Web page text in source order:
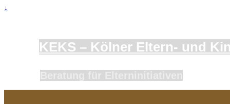
↓
KEKS – Kölner Eltern- und